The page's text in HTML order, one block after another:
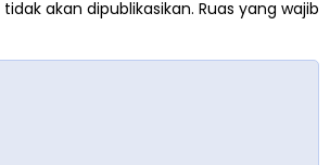
akan dipublikasikan. Ruas yang wajib